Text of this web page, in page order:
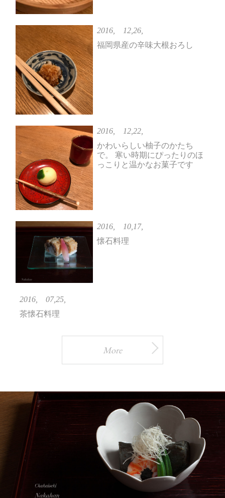
2016, 12,26,
福岡県産の辛味大根おろし
2016, 12,22,
かわいらしい柚子のかたち
で。 寒い時期にぴったりのほ
っこりと温かなお菓子です
2016, 10,17,
懐石料理
2016, 07,25,
茶懐石料理
More